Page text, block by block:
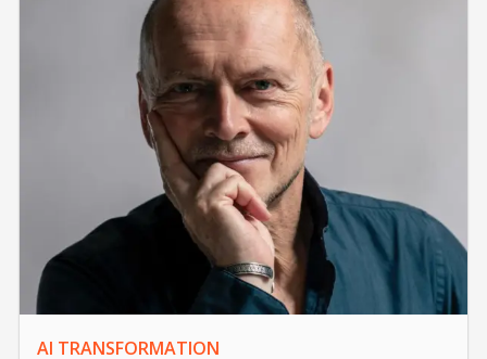
AI TRANSFORMATION